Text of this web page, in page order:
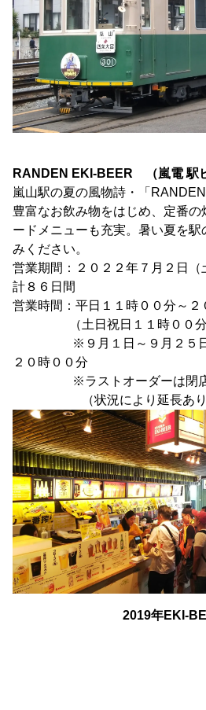
RANDEN EKI-BEER （嵐電 駅
嵐山駅の夏の風物詩・「RANDEN
豊富なお飲み物をはじめ、定番
ードメニューも充実。暑い夏を
みください。
営業期間：２０２２年７月２日（
計８６日間
営業時間：平日１１時００分～２
（土日祝日１１時００分～
※９月１日～９月２５日
２０時００分
※ラストオーダーは閉店
（状況により延長あり
2019年EKI-